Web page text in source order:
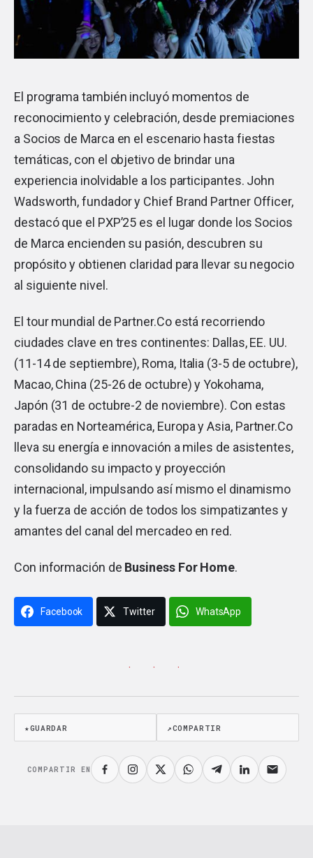
El programa también incluyó momentos de
reconocimiento y celebración, desde premiaciones
a Socios de Marca en el escenario hasta fiestas
temáticas, con el objetivo de brindar una
experiencia inolvidable a los participantes. John
Wadsworth, fundador y Chief Brand Partner Officer,
destacó que el PXP’25 es el lugar donde los Socios
de Marca encienden su pasión, descubren su
propósito y obtienen claridad para llevar su negocio
al siguiente nivel.
El tour mundial de Partner.Co está recorriendo
ciudades clave en tres continentes: Dallas, EE. UU.
(11-14 de septiembre), Roma, Italia (3-5 de octubre),
Macao, China (25-26 de octubre) y Yokohama,
Japón (31 de octubre-2 de noviembre). Con estas
paradas en Norteamérica, Europa y Asia, Partner.Co
lleva su energía e innovación a miles de asistentes,
consolidando su impacto y proyección
internacional, impulsando así mismo el dinamismo
y la fuerza de acción de todos los simpatizantes y
amantes del canal del mercadeo en red.
Con información de Business For Home.
Facebook Twitter WhatsApp
· · ·
★GUARDAR ↗COMPARTIR
COMPARTIR EN